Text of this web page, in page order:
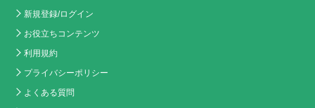
新規登録/ログイン
お役立ちコンテンツ
利用規約
プライバシーポリシー
よくある質問